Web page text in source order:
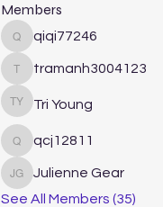
Members
qiqi77246
qiqi77246
tramanh3004123
tramanh3004123
Tri Young
Tri Young
qcj12811
qcj12811
Julienne Gear
Julienne Gear
See All Members (35)